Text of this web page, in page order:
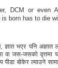
DCM or even
born has to die
भएर पनि अज्ञात
वा जस-जसको वृत्तमा
पीडा बोकेर ल्याउने